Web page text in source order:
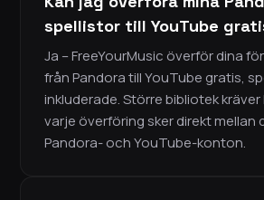
spellistor till YouTube
Ja – FreeYourMusic överför dina
från Pandora till YouTube gratis,
inkluderade. Större bibliotek kräver
varje överföring sker direkt mellan
Pandora- och YouTube-konton.